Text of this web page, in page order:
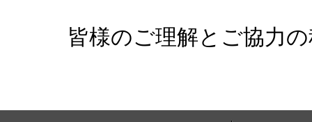
皆様のご理解とご協力の